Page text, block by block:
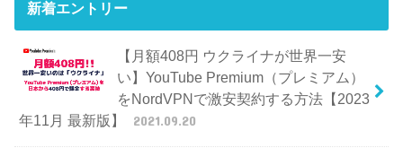
新着エントリー
【月額408円 ウクライナが世界一安
い】YouTube Premium（プレミアム）
をNordVPNで激安契約する方法【2023
年11月 最新版】
2021.09.20